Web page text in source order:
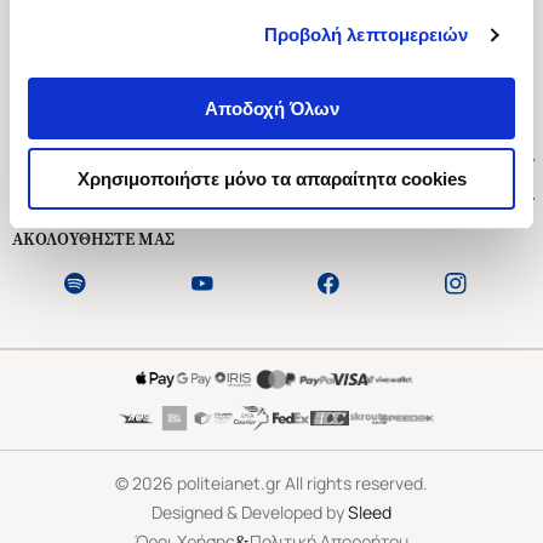
Προβολή λεπτομερειών
Αποδοχή Όλων
Χρησιμοποιήστε μόνο τα απαραίτητα cookies
Ασκληπιού 1-3, Αθήνα 106 79
Δευτέρα - Παρασκευή 09:00-21:00
Εξυπηρέτηση Πελατών
ΑΚΟΛΟΥΘΗΣΤΕ ΜΑΣ
©2026 politeianet.gr All rights reserved.
Designed & Developed bySleed